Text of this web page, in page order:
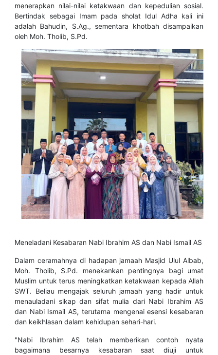
menerapkan nilai-nilai ketakwaan dan kepedulian sosial.
Bertindak sebagai Imam pada sholat Idul Adha kali ini
adalah Bahudin, S.Ag., sementara khotbah disampaikan
oleh Moh. Tholib, S.Pd.
​Meneladani Kesabaran Nabi Ibrahim AS dan Nabi Ismail AS
​Dalam ceramahnya di hadapan jamaah Masjid Ulul Albab,
Moh. Tholib, S.Pd. menekankan pentingnya bagi umat
Muslim untuk terus meningkatkan ketakwaan kepada Allah
SWT. Beliau mengajak seluruh jamaah yang hadir untuk
menauladani sikap dan sifat mulia dari Nabi Ibrahim AS
dan Nabi Ismail AS, terutama mengenai esensi kesabaran
dan keikhlasan dalam kehidupan sehari-hari.
​"Nabi Ibrahim AS telah memberikan contoh nyata
bagaimana besarnya kesabaran saat diuji untuk